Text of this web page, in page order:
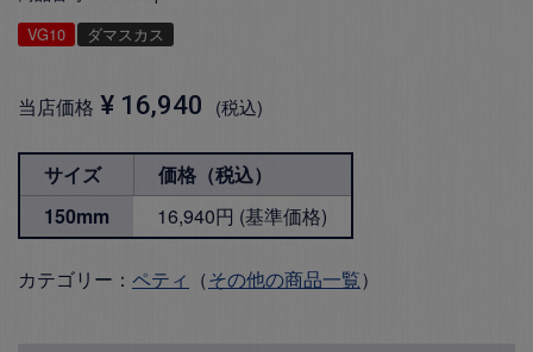
VG10 ダマスカス
当店価格 ¥ 16,940 税込
サイズ
価格（税込）
150mm
16,940円 (基準価格)
カテゴリー： ペティ （その他の商品一覧）